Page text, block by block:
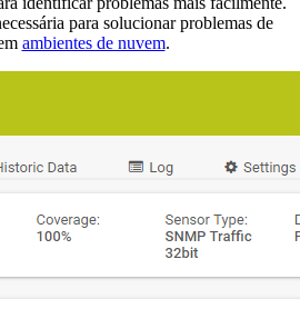
para solucionar problemas de
ambientes de nuvem.